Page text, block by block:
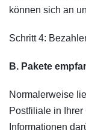
können sich an
Schritt 4:
B. Pakete
Normalerweise
Postfiliale in
Informationen